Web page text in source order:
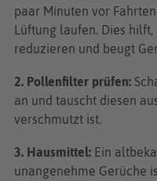
paar Minuten vor
Lüftung laufen. Dies hilft,
reduzieren und beugt
2. Pollenfilter prüfen:
an und tauscht diesen
verschmutzt ist.
3. Hausmittel: Ein
unangenehme Gerüche